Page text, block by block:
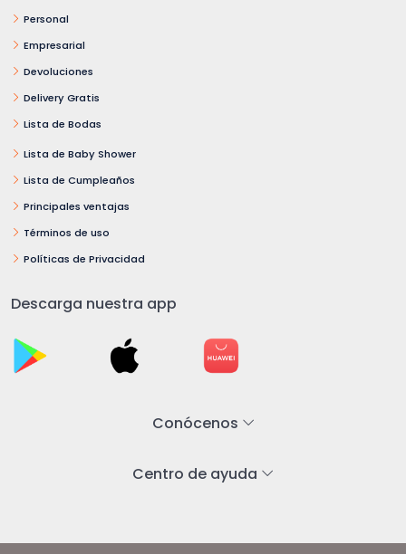
Personal
Empresarial
Devoluciones
Delivery Gratis
Lista de Bodas
Lista de Baby Shower
Lista de Cumpleaños
Principales ventajas
Términos de uso
Políticas de Privacidad
Descarga nuestra app
Conócenos
Centro de ayuda